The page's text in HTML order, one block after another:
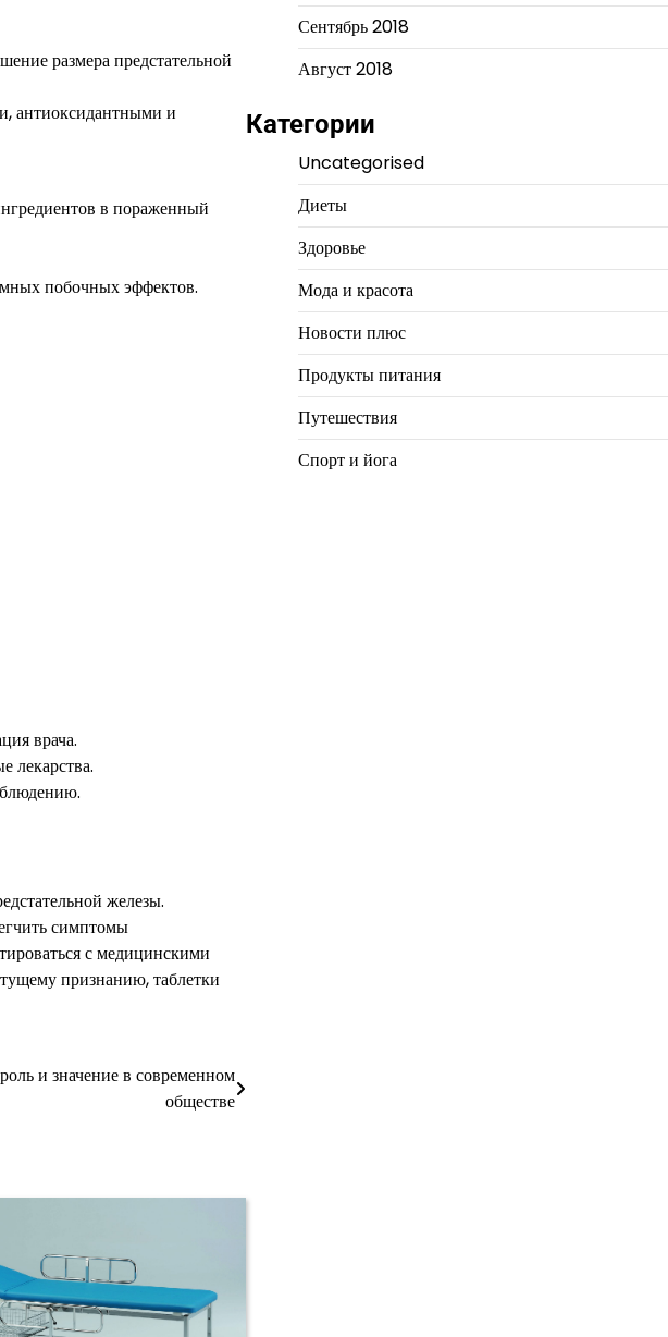
размера предстательной
антиоксидантными и
в пораженный
побочных эффектов.
врача.
лекарства.
железы.
симптомы
с медицинскими
признанию, таблетки
и значение в современном
обществе
Сентябрь 2018
Август 2018
Категории
Uncategorised
Диеты
Здоровье
Мода и красота
Новости плюс
Продукты питания
Путешествия
Спорт и йога